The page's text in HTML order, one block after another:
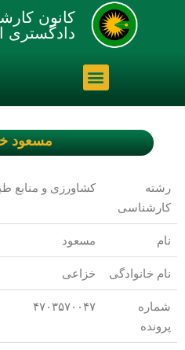
کانون
دادگستری
مسعود
رشته
کارشناسی
کشاورزی و منابع
نام مسعود
نام خانوادگی خزاعی
شماره
پرونده
۴۷۰۳۵۷۰۰۴۷